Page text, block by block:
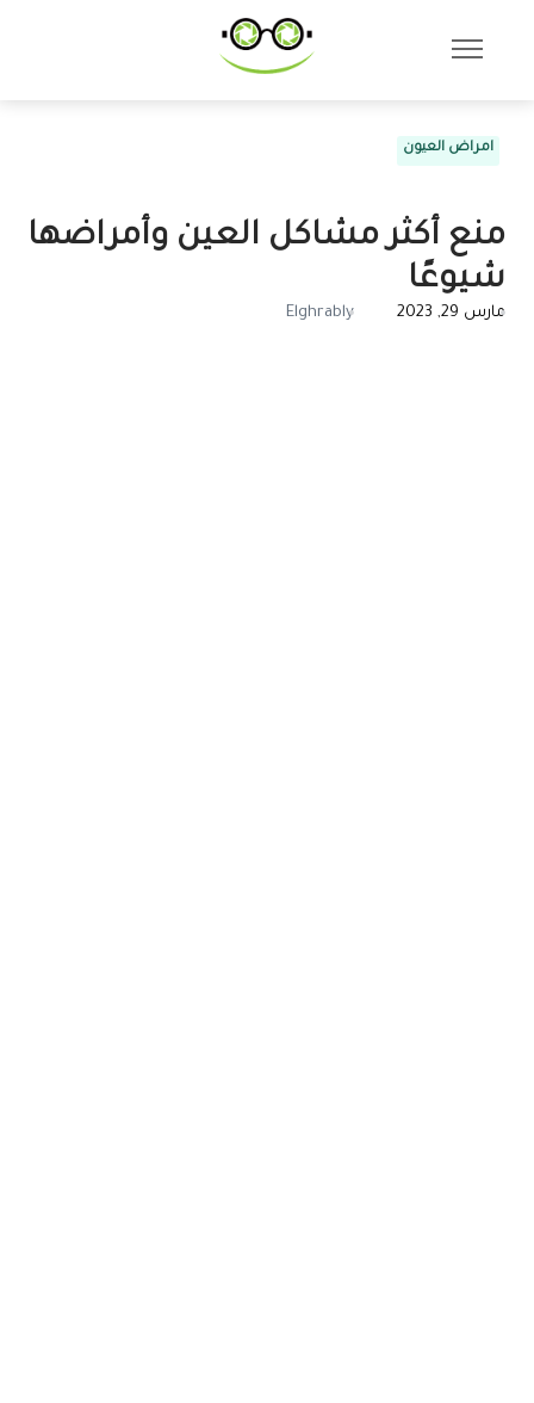
امراض العيون
منع أكثر مشاكل العين وأمراضها
شيوعًا
مارس 29, 2023 Elghrably